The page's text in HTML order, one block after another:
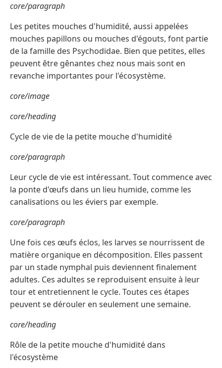
core/paragraph
Les petites mouches d'humidité, aussi appelées
mouches papillons ou mouches d'égouts, font partie
de la famille des Psychodidae. Bien que petites, elles
peuvent être gênantes chez nous mais sont en
revanche importantes pour l'écosystème.
core/image
core/heading
Cycle de vie de la petite mouche d'humidité
core/paragraph
Leur cycle de vie est intéressant. Tout commence avec
la ponte d'œufs dans un lieu humide, comme les
canalisations ou les éviers par exemple.
core/paragraph
Une fois ces œufs éclos, les larves se nourrissent de
matière organique en décomposition. Elles passent
par un stade nymphal puis deviennent finalement
adultes. Ces adultes se reproduisent ensuite à leur
tour et entretiennent le cycle. Toutes ces étapes
peuvent se dérouler en seulement une semaine.
core/heading
Rôle de la petite mouche d'humidité dans
l'écosystème